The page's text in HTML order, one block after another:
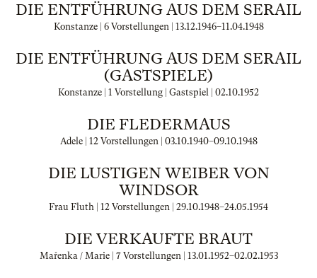
DIE ENTFÜHRUNG AUS DEM SERAIL
Konstanze | 6 Vorstellungen | 13.12.1946–11.04.1948
DIE ENTFÜHRUNG AUS DEM SERAIL
(GASTSPIELE)
Konstanze | 1 Vorstellung | Gastspiel | 02.10.1952
DIE FLEDERMAUS
Adele | 12 Vorstellungen | 03.10.1940–09.10.1948
DIE LUSTIGEN WEIBER VON
WINDSOR
Frau Fluth | 12 Vorstellungen | 29.10.1948–24.05.1954
DIE VERKAUFTE BRAUT
Mařenka / Marie | 7 Vorstellungen | 13.01.1952–02.02.1953